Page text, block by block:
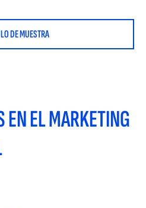
DE MUESTRA
EN EL MARKETING